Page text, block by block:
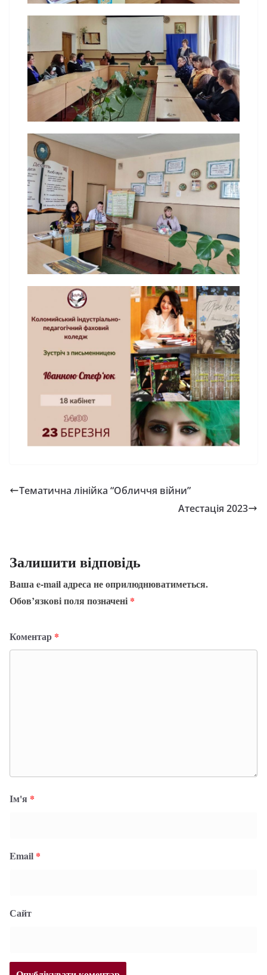
Тематична лінійка “Обличчя війни”
Атестація 2023
Залишити відповідь
Ваша e-mail адреса не оприлюднюватиметься.
Обов’язкові поля позначені *
Коментар *
Ім'я *
Email *
Сайт